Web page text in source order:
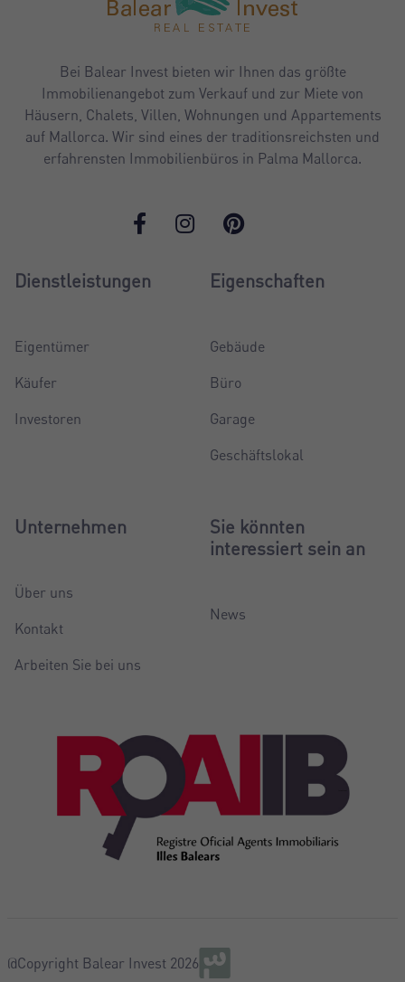
Bei Balear Invest bieten wir Ihnen das größte
Immobilienangebot zum Verkauf und zur Miete von
Häusern, Chalets, Villen, Wohnungen und Appartements
auf Mallorca. Wir sind eines der traditionsreichsten und
erfahrensten Immobilienbüros in Palma Mallorca.
Dienstleistungen
Eigentümer
Käufer
Investoren
Eigenschaften
Gebäude
Büro
Garage
Geschäftslokal
Unternehmen
Über uns
Kontakt
Arbeiten Sie bei uns
Sie könnten
interessiert sein an
News
@Copyright Balear Invest 2026